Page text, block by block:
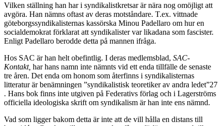
Vilken ställning han har i syndikalistkretsar är nära nog omöjligt att
avgöra. Han nämns oftast av deras motståndare. T.ex. vittnade
göteborgssyndikalisternas kassörska Minou Padellaro om hur en
socialdemokrat förklarat att syndikalister var likadana som fascister.
Enligt Padellaro berodde detta på mannen ifråga.
Hos SAC är han helt obefintlig. I deras medlemsblad, SAC-
Kontakt, har hans namn inte nämnts vid ett enda tillfälle de senaste
tre åren. Det enda om honom som återfinns i syndikalisternas
litteratur är benämningen ”syndikalistisk teoretiker av andra ledet”27
. Hans bok finns inte utgiven på Federativs förlag och i Lagerströms
officiella ideologiska skrift om syndikalism är han inte ens nämnd.
Vad som ligger bakom detta är inte att de vill hålla en distans till